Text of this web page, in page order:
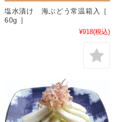
塩水漬け 海ぶどう常温箱入［
60g ］
¥918(税込)